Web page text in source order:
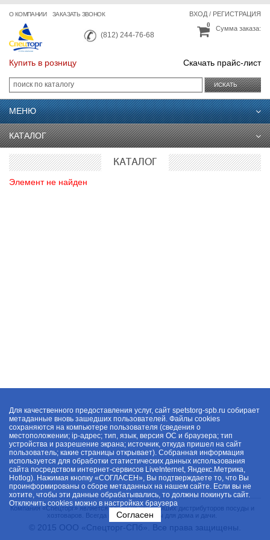
О КОМПАНИИ ЗАКАЗАТЬ ЗВОНОК
(812) 244-76-68
ВХОД/ РЕГИСТРАЦИЯ
Сумма заказа:
0
Купить в розницу Скачать прайс-лист
ИСКАТЬ
МЕНЮ
КАТАЛОГ
КАТАЛОГ
Элемент не найден
Компания «Спецторг» является одним из крупнейших дистрибуторов посуды и
хозтоваров. Всегда в наличии товары для дома и дачи.
© 2015 ООО «Спецторг-СПб». Все права защищены.
Для качественного предоставления услуг, сайт spetstorg-spb.ru собирает
метаданные вновь зашедших пользователей. Файлы cookies
сохраняются на компьютере пользователя (сведения о
местоположении; ip-адрес; тип, язык, версия ОС и браузера; тип
устройства и разрешение экрана; источник, откуда пришел на сайт
пользователь; какие страницы открывает). Собранная информация
используется для обработки статистических данных использования
сайта посредством интернет-сервисов LiveInternet, Яндекс.Метрика,
Hotlog). Нажимая кнопку «СОГЛАСЕН», Вы подтверждаете то, что Вы
проинформированы о сборе метаданных на нашем сайте. Если вы не
хотите, чтобы эти данные обрабатывались, то должны покинуть сайт.
Отключить cookies можно в настройках браузера
Согласен